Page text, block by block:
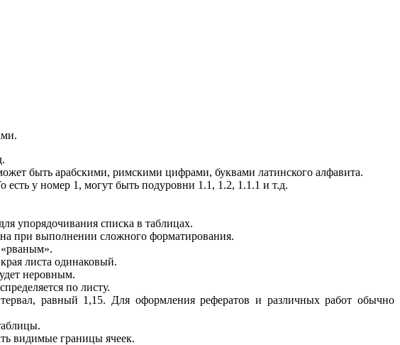
быть арабскими, римскими цифрами, буквами латинского алфавита.
есть у номер 1, могут быть подуровни 1.1, 1.2, 1.1.1 и т.д.
упорядочивания списка в таблицах.
при выполнении сложного форматирования.
листа одинаковый.
неровным.
по листу.
равный 1,15. Для оформления рефератов и различных работ обычно
видимые границы ячеек.